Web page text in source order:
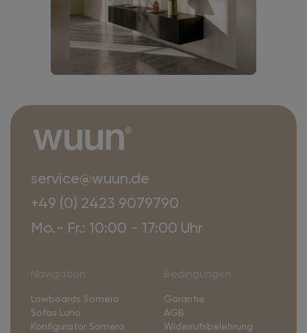
service@wuun.de
+49 (0) 2423 9079790
Mo.- Fr.: 10:00 - 17:00 Uhr
Lowboards Somero
Sofas Luno
Konfigurator Somero
Garantie
AGB
Widerrufsbelehrung